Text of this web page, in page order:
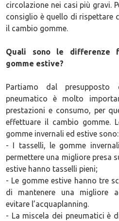
circolazione nei casi più gravi.
consiglio è quello di rispettare
il cambio gomme.
Quali sono le differenze
gomme estive?
Partiamo dal
pneumatico è molto
prestazioni e consumo, per
effettuare il cambio gomme.
gomme invernali ed estive sono:
- I tasselli, le gomme
permettere una migliore presa
estive hanno tasselli pieni;
- Le gomme estive hanno tre
di mantenere una migliore
evitare l’acquaplanning.
- La miscela dei pneumatici è